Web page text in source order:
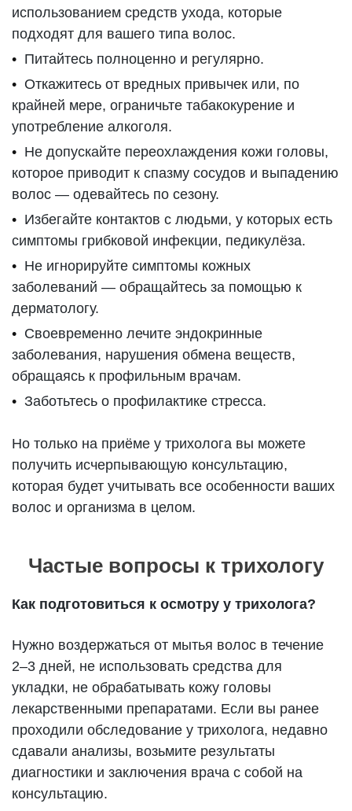
использованием средств ухода, которые
подходят для вашего типа волос.
Питайтесь полноценно и регулярно.
Откажитесь от вредных привычек или, по
крайней мере, ограничьте табакокурение и
употребление алкоголя.
Не допускайте переохлаждения кожи головы,
которое приводит к спазму сосудов и выпадению
волос — одевайтесь по сезону.
Избегайте контактов с людьми, у которых есть
симптомы грибковой инфекции, педикулёза.
Не игнорируйте симптомы кожных
заболеваний — обращайтесь за помощью к
дерматологу.
Своевременно лечите эндокринные
заболевания, нарушения обмена веществ,
обращаясь к профильным врачам.
Заботьтесь о профилактике стресса.
Но только на приёме у трихолога вы можете
получить исчерпывающую консультацию,
которая будет учитывать все особенности ваших
волос и организма в целом.
Частые вопросы к трихологу
Как подготовиться к осмотру у трихолога?
Нужно воздержаться от мытья волос в течение
2–3 дней, не использовать средства для
укладки, не обрабатывать кожу головы
лекарственными препаратами. Если вы ранее
проходили обследование у трихолога, недавно
сдавали анализы, возьмите результаты
диагностики и заключения врача с собой на
консультацию.